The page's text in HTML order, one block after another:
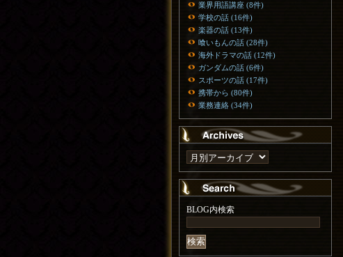
業界用語講座 (8件)
学校の話 (16件)
楽器の話 (13件)
喰いもんの話 (28件)
海外ドラマの話 (12件)
ガンダムの話 (6件)
スポーツの話 (17件)
携帯から (80件)
業務連絡 (34件)
BLOG内検索